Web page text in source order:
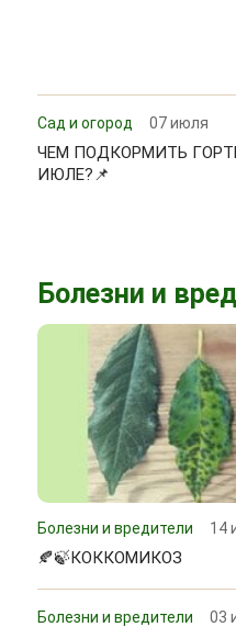
Сад и огород 07 июля
ЧЕМ ПОДКОРМИТЬ
ИЮЛЕ?📌
Болезни и
Болезни и вредители 14
🍂🍃КОККОМИКОЗ
Болезни и вредители 03